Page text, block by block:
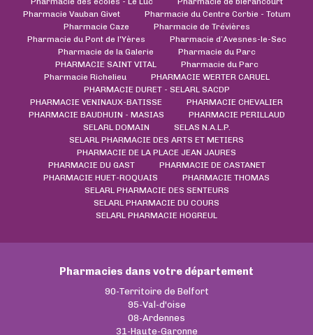
Pharmacie Vauban Givet
Pharmacie du Centre Corbie - Totum
Pharmacie Caze
Pharmacie de Trévières
Pharmacie du Pont de l'Yères
Pharmacie d’Avesnes-le-Sec
Pharmacie de la Galerie
Pharmacie du Parc
PHARMACIE SAINT VITAL
Pharmacie du Parc
Pharmacie Richelieu
PHARMACIE WERTER CARUEL
PHARMACIE DURET - SELARL SACDP
PHARMACIE VENINAUX-BATISSE
PHARMACIE CHEVALIER
PHARMACIE BAUDHUIN - MASIAS
PHARMACIE PERILLAUD
SELARL DOMAIN
SELAS N.A.L.P.
SELARL PHARMACIE DES ARTS ET METIERS
PHARMACIE DE LA PLACE JEAN JAURES
PHARMACIE DU GAST
PHARMACIE DE CASTANET
PHARMACIE HUET-ROQUAIS
PHARMACIE THOMAS
SELARL PHARMACIE DES SENTEURS
SELARL PHARMACIE DU COURS
SELARL PHARMACIE HOGREUL
Pharmacies dans votre département
90-Territoire de Belfort
95-Val-d'oise
08-Ardennes
31-Haute-Garonne